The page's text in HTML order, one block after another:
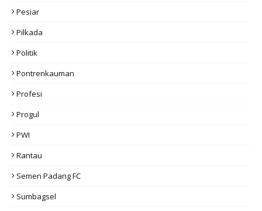
Pesiar
Pilkada
Politik
Pontrenkauman
Profesi
Progul
PWI
Rantau
Semen Padang FC
Sumbagsel